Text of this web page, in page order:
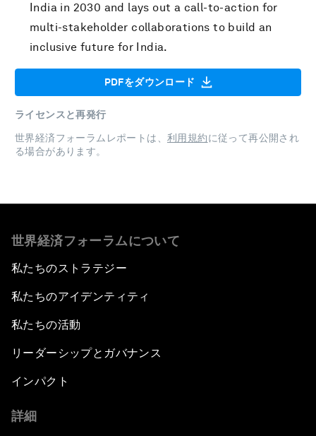
India in 2030 and lays out a call-to-action for
multi-stakeholder collaborations to build an
inclusive future for India.
PDFをダウンロード
ライセンスと再発行
世界経済フォーラムレポートは、 利用規約に従って再公開され
る場合があります。
世界経済フォーラムについて
私たちのストラテジー
私たちのアイデンティティ
私たちの活動
リーダーシップとガバナンス
インパクト
詳細